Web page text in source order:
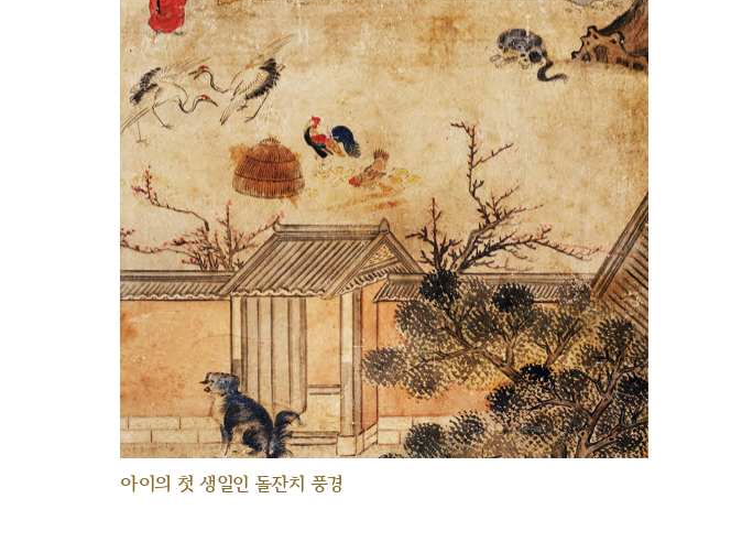
아이의 첫 생일인 돌잔치 풍경